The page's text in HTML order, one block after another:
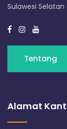
Sulawesi Selatan
Tentang
Alamat